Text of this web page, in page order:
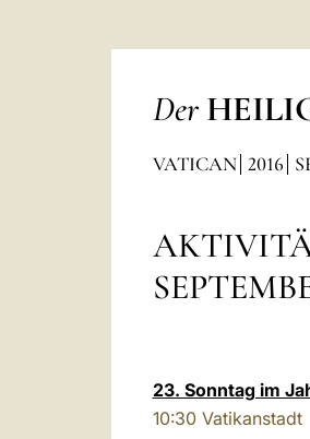
Der
VATICAN 2016
23. Sonntag im
10:30 Vatikanstadt